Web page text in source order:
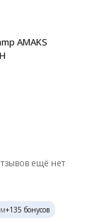
AMAKS
ещё нет
+135 бонусов